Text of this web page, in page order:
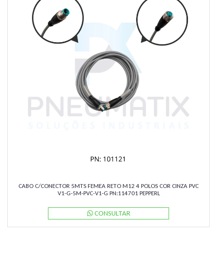
CABO C/CONECTOR 5MTS FEMEA RETO M12 4 POLOS COR CINZA PVC
V1-G-5M-PVC-V1-G PN:114701 PEPPERL
CONSULTAR